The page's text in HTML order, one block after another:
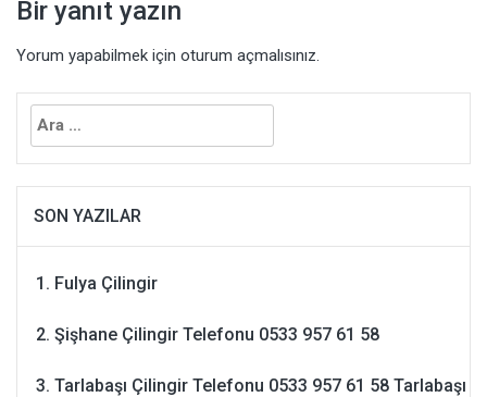
Bir yanıt yazın
Yorum yapabilmek için oturum açmalısınız.
Arama:
SON YAZILAR
Fulya Çilingir
Şişhane Çilingir Telefonu 0533 957 61 58
Tarlabaşı Çilingir Telefonu 0533 957 61 58 Tarlabaşı